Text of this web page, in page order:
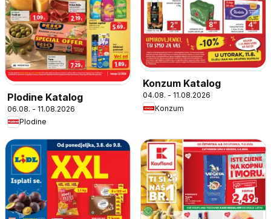
Plodine Katalog
06.08. - 11.08.2026
Plodine
Konzum Katalog
04.08. - 11.08.2026
Konzum